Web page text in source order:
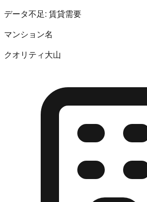
データ不足: 賃貸需要
マンション名
クオリティ大山